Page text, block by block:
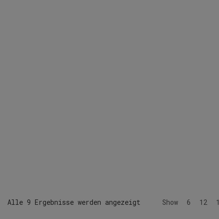
Alle 9 Ergebnisse werden angezeigt Show 6 12